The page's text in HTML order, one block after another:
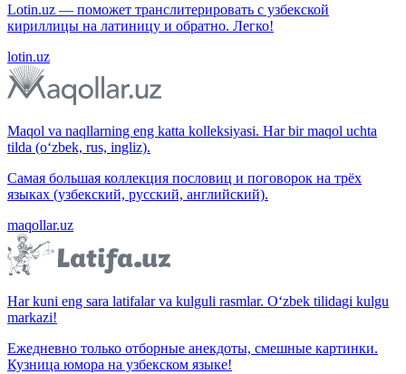
Lotin.uz — поможет транслитерировать с узбекской
кириллицы на латиницу и обратно. Легко!
lotin.uz
Maqol va naqllarning eng katta kolleksiyasi. Har bir maqol uchta
tilda (o‘zbek, rus, ingliz).
Самая большая коллекция пословиц и поговорок на трёх
языках (узбекский, русский, английский).
maqollar.uz
Har kuni eng sara latifalar va kulguli rasmlar. O‘zbek tilidagi kulgu
markazi!
Ежедневно только отборные анекдоты, смешные картинки.
Кузница юмора на узбекском языке!